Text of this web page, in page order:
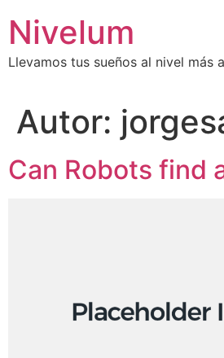
contenido
Nivelum
Llevamos tus sueños al nivel más
Autor:
Can Robots find